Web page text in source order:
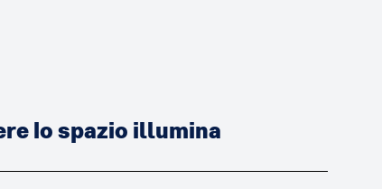
lo spazio illumina